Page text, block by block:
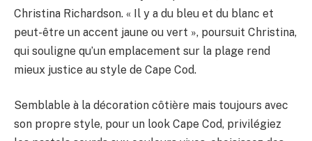
Christina Richardson. « Il y a du bleu et du blanc et
peut-être un accent jaune ou vert », poursuit Christina,
qui souligne qu’un emplacement sur la plage rend
mieux justice au style de Cape Cod.
Semblable à la décoration côtière mais toujours avec
son propre style, pour un look Cape Cod, privilégiez